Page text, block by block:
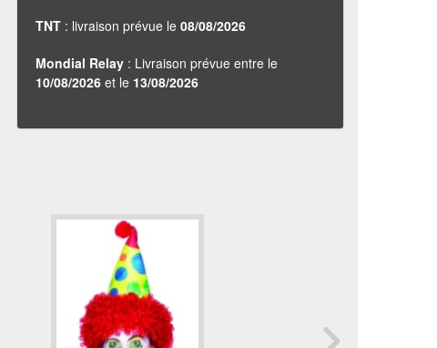
TNT : livraison prévue le 08/08/2026
Mondial Relay : Livraison prévue entre le
10/08/2026 et le 13/08/2026